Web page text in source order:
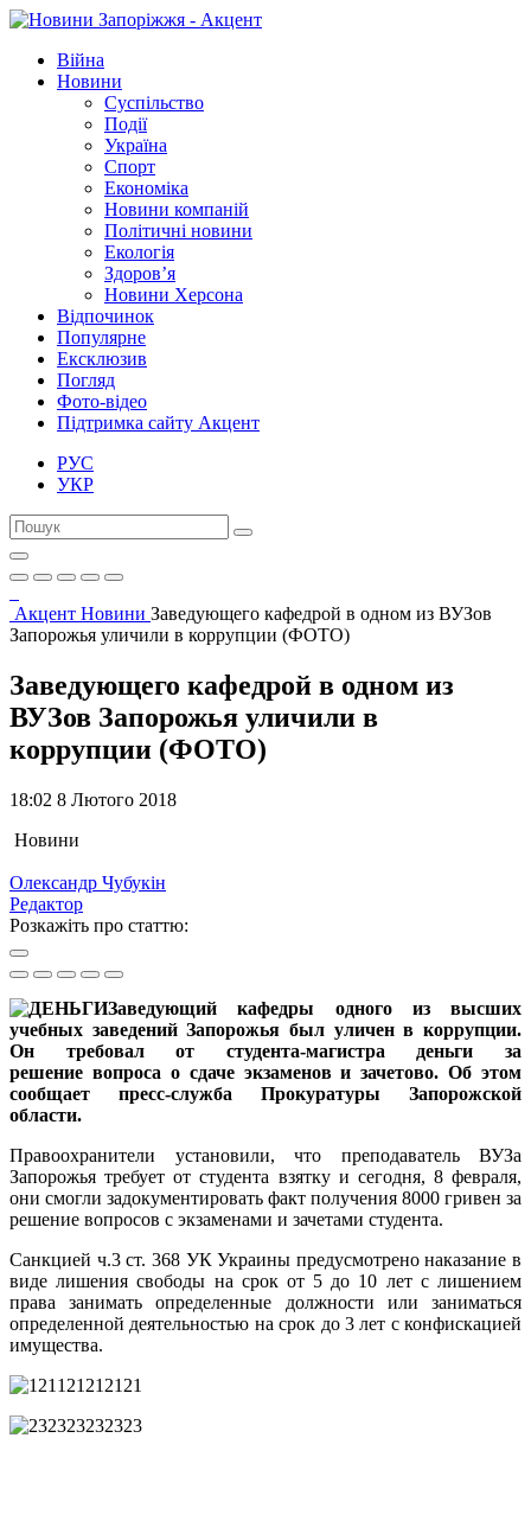
Війна
Новини
Суспільство
Події
Україна
Спорт
Економіка
Новини компаній
Політичні новини
Екологія
Здоров’я
Новини Херсона
Відпочинок
Популярне
Ексклюзив
Погляд
Фото-відео
Підтримка сайту Акцент
РУС
УКР
Акцент Новини Заведующего кафедрой в одном из ВУЗов
Запорожья уличили в коррупции (ФОТО)
Заведующего кафедрой в одном из
ВУЗов Запорожья уличили в
коррупции (ФОТО)
18:02 8 Лютого 2018
Новини
Олександр Чубукін
Редактор
Розкажіть про статтю:
Заведующий кафедры одного из высших
учебных заведений Запорожья был уличен в коррупции.
Он требовал от студента-магистра деньги за
решение вопроса о сдаче экзаменов и зачетово. Об этом
сообщает пресс-служба Прокуратуры Запорожской
области.
Правоохранители установили, что преподаватель ВУЗа
Запорожья требует от студента взятку и сегодня, 8 февраля,
они смогли задокументировать факт получения 8000 гривен за
решение вопросов с экзаменами и зачетами студента.
Санкцией ч.3 ст. 368 УК Украины предусмотрено наказание в
виде лишения свободы на срок от 5 до 10 лет с лишением
права занимать определенные должности или заниматься
определенной деятельностью на срок до 3 лет с конфискацией
имущества.